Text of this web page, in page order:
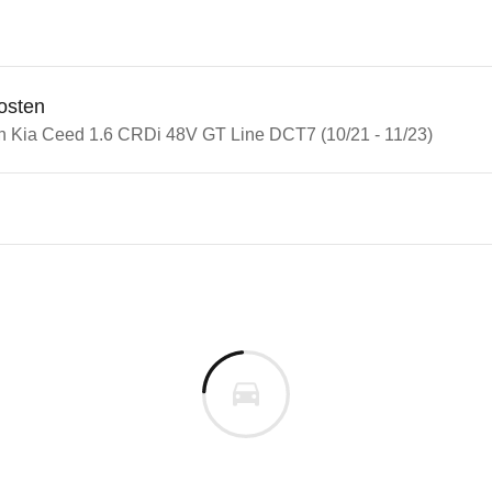
Kia Ceed 1.6 CRDi 48V GT Line DCT7 (10/21 - 11/23)
Baureihengeneration wie das